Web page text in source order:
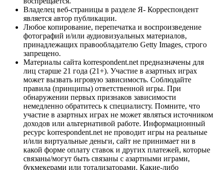
Владелец веб-страницы в разделе Я- Корреспондент
является автор публикации.
Любое копирование, перепечатка и воспроизведение
фотографий и/или аудиовизуальных материалов,
принадлежащих правообладателю Getty Images, строго
запрещено.
Материалы сайта korrespondent.net предназначены для
лиц старше 21 года (21+). Участие в азартных играх
может вызвать игровую зависимость. Соблюдайте
правила (принципы) ответственной игры. При
обнаружении первых признаков зависимости
немедленно обратитесь к специалисту. Помните, что
участие в азартных играх не может являться источником
доходов или альтернативой работе. Информационный
ресурс korrespondent.net не проводит игры на реальные
и/или виртуальные деньги, сайт не принимает ни в
какой форме оплату ставок и других платежей, которые
связаны/могут быть связаны с азартными играми,
букмекерами или тотализаторами. Какие-либо